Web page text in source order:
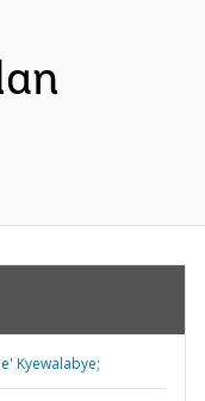
Kyewalabye;